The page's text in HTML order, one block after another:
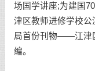
场国学讲座;为建国
津区教师进修学校
局首份刊物——江津
编。